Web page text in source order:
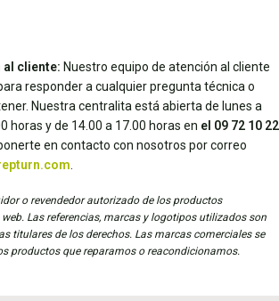
al cliente: Nuestro equipo de atención al cliente
responder a cualquier pregunta técnica o
Nuestra centralita está abierta de lunes a
horas y de 14.00 a 17.00 horas en el 09 72 10 22
en contacto con nosotros por correo
o revendedor autorizado de los productos
Las referencias, marcas y logotipos utilizados son
titulares de los derechos. Las marcas comerciales se
productos que reparamos o reacondicionamos.